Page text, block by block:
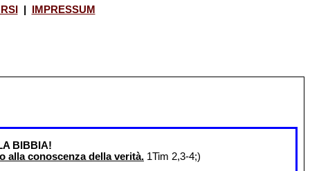
IMPRESSUM
BIBBIA!
alla conoscenza della verità. 1Tim 2,3-4;)